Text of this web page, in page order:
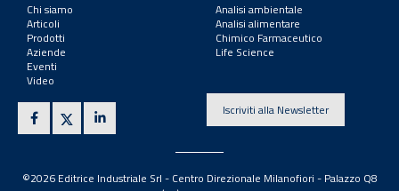
Chi siamo
Articoli
Prodotti
Aziende
Eventi
Video
Analisi ambientale
Analisi alimentare
Chimico Farmaceutico
Life Science
Iscriviti alla Newsletter
©2026 Editrice Industriale Srl - Centro Direzionale Milanofiori - Palazzo Q8